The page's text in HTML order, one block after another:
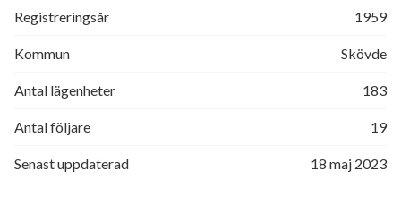
Registreringsår 1959
Kommun Skövde
Antal lägenheter 183
Antal följare 19
Senast uppdaterad 18 maj 2023